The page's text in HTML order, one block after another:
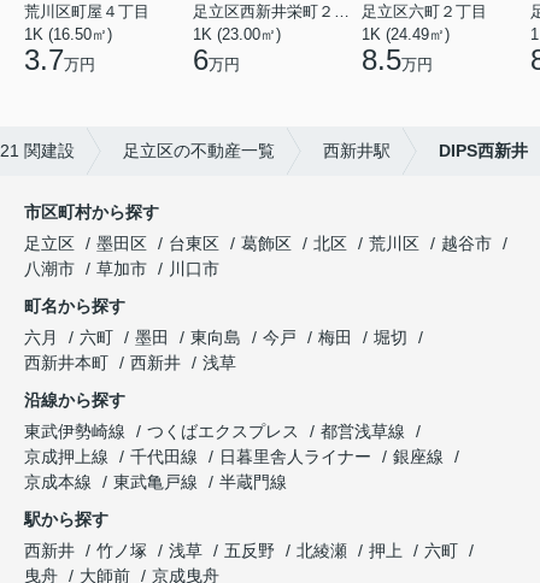
荒川区町屋４丁目
1K (16.50㎡)
3.7万円
1K (23.00㎡)
6万円
足立区六町２丁目
1K (24.49㎡)
8.5万円
関建設 足立区の不動産一覧 西新井駅 DIPS西新井
市区町村から探す
足立区
墨田区 台東区 葛飾区 北区 荒川区
越谷市
八潮市
草加市
川口市
町名から探す
六月
六町 墨田 東向島 今戸 梅田
堀切
西新井本町
西新井
浅草
沿線から探す
東武伊勢崎線
つくばエクスプレス
都営浅草線
京成押上線
千代田線 日暮里舎人ライナー
銀座線
京成本線
東武亀戸線
半蔵門線
駅から探す
西新井
竹ノ塚 浅草 五反野 北綾瀬 押上
六町
曳舟
大師前 京成曳舟